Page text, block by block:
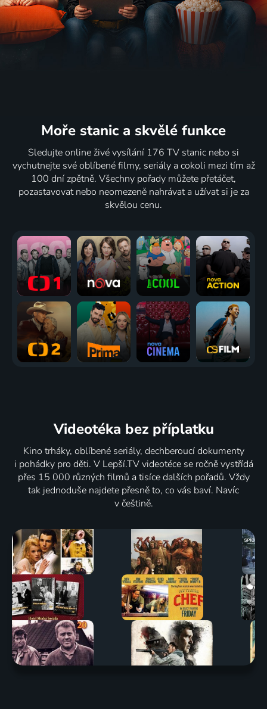
Moře stanic a skvělé funkce
Sledujte online živé vysílání 176 TV stanic nebo si
vychutnejte své oblíbené filmy, seriály a cokoli mezi tím až
100 dní zpětně. Všechny pořady můžete přetáčet,
pozastavovat nebo neomezeně nahrávat a užívat si je za
skvělou cenu.
Videotéka bez příplatku
Kino trháky, oblíbené seriály, dechberoucí dokumenty
i pohádky pro děti. V Lepší.TV videotéce se ročně vystřídá
přes 15 000 různých filmů a tisíce dalších pořadů. Vždy
tak jednoduše najdete přesně to, co vás baví. Navíc
v češtině.